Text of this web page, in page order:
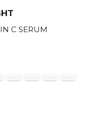
C SERUM